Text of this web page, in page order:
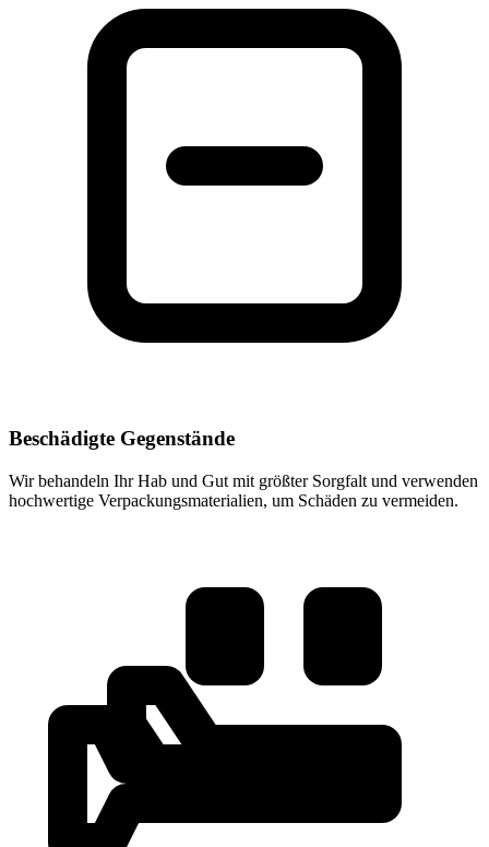
Beschädigte Gegenstände
Wir behandeln Ihr Hab und Gut mit größter Sorgfalt und verwenden
hochwertige Verpackungsmaterialien, um Schäden zu vermeiden.